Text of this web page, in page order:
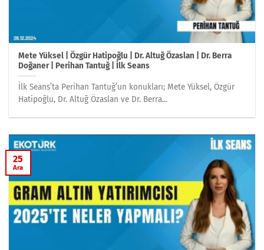
Mete Yüksel | Özgür Hatipoğlu | Dr. Altuğ Özaslan | Dr. Berra
Doğaner | Perihan Tantuğ | İlk Seans
İlk Seans’ta Perihan Tantuğ’un konukları; Mete Yüksel, Özgür
Hatipoğlu, Dr. Altuğ Özaslan ve Dr. Berra...
25
Ara